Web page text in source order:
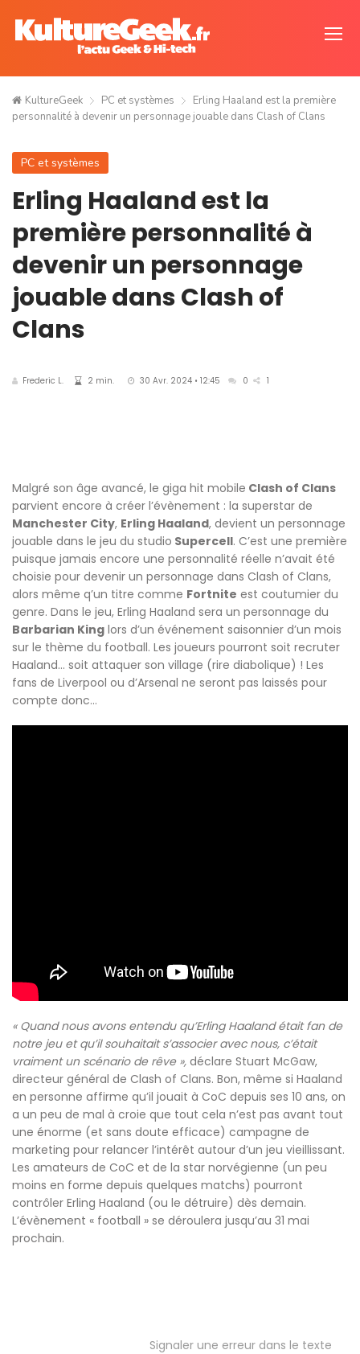
KultureGeek PC et systèmes
Erling Haaland est la première
personnalité à devenir un personnage jouable dans Clash of Clans
PC et systèmes
Erling Haaland est la
première personnalité à
devenir un personnage
jouable dans Clash of
Clans
Frederic L. 2 min. 30 Avr. 2024 • 12:45 0 1
Malgré son âge avancé, le giga hit mobile Clash of Clans
parvient encore à créer l’évènement : la superstar de
Manchester City, Erling Haaland, devient un personnage
jouable dans le jeu du studio Supercell. C’est une première
puisque jamais encore une personnalité réelle n’avait été
choisie pour devenir un personnage dans Clash of Clans,
alors même q’un titre comme Fortnite est coutumier du
genre. Dans le jeu, Erling Haaland sera un personnage du
Barbarian King lors d’un événement saisonnier d’un mois
sur le thème du football. Les joueurs pourront soit recruter
Haaland… soit attaquer son village (rire diabolique) ! Les
fans de Liverpool ou d’Arsenal ne seront pas laissés pour
compte donc…
« Quand nous avons entendu qu’Erling Haaland était fan de
notre jeu et qu’il souhaitait s’associer avec nous, c’était
vraiment un scénario de rêve », déclare Stuart McGaw,
directeur général de Clash of Clans. Bon, même si Haaland
en personne affirme qu’il jouait à CoC depuis ses 10 ans, on
a un peu de mal à croie que tout cela n’est pas avant tout
une énorme (et sans doute efficace) campagne de
marketing pour relancer l’intérêt autour d’un jeu vieillissant.
Les amateurs de CoC et de la star norvégienne (un peu
moins en forme depuis quelques matchs) pourront
contrôler Erling Haaland (ou le détruire) dès demain.
L’évènement « football » se déroulera jusqu’au 31 mai
prochain.
Signaler une erreur dans le texte